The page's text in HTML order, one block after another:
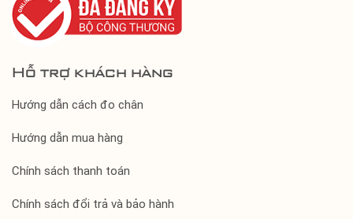
Hỗ trợ khách hàng
Hướng dẫn cách đo chân
Hướng dẫn mua hàng
Chính sách thanh toán
Chính sách đổi trả và bảo hành